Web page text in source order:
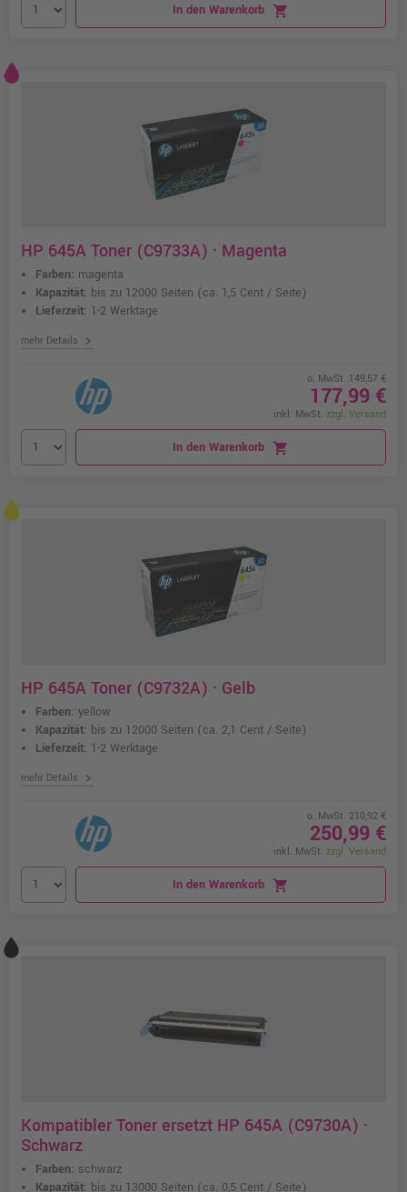
In den Warenkorb shopping_cart
HP 645A Toner (C9733A) · Magenta
Farben: magenta
Kapazität: bis zu 12000 Seiten (ca. 1,5 Cent / Seite)
Lieferzeit: 1-2 Werktage
mehr Details chevron_right
o. MwSt. 149,57 €
177,99 €
inkl. MwSt. zzgl. Versand
In den Warenkorb shopping_cart
HP 645A Toner (C9732A) · Gelb
Farben: yellow
Kapazität: bis zu 12000 Seiten (ca. 2,1 Cent / Seite)
Lieferzeit: 1-2 Werktage
mehr Details chevron_right
o. MwSt. 210,92 €
250,99 €
inkl. MwSt. zzgl. Versand
In den Warenkorb shopping_cart
Kompatibler Toner ersetzt HP 645A (C9730A) ·
Schwarz
Farben: schwarz
Kapazität: bis zu 13000 Seiten (ca. 0,5 Cent / Seite)